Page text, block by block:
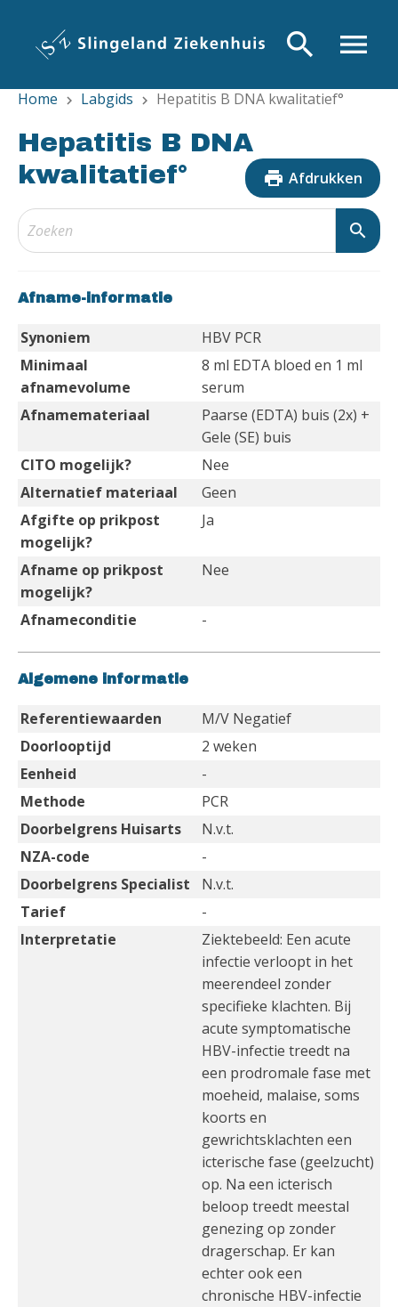
inhoud
menu
search
Home chevron_right Labgids chevron_right Hepatitis B DNA kwalitatief°
Hepatitis B DNA
kwalitatief°
print Afdrukken
search
Afname-informatie
Synoniem
HBV PCR
Minimaal
afnamevolume
8 ml EDTA bloed en 1 ml
serum
Afnamemateriaal
Paarse (EDTA) buis (2x) +
Gele (SE) buis
CITO mogelijk?
Nee
Alternatief materiaal
Geen
Afgifte op prikpost
mogelijk?
Ja
Afname op prikpost
mogelijk?
Nee
Afnameconditie -
Algemene informatie
Referentiewaarden
M/V Negatief
Doorlooptijd
2 weken
Eenheid
-
Methode
PCR
Doorbelgrens Huisarts
N.v.t.
NZA-code
-
Doorbelgrens Specialist
N.v.t.
Tarief
-
Interpretatie
Ziektebeeld: Een acute
infectie verloopt in het
meerendeel zonder
specifieke klachten. Bij
acute symptomatische
HBV-infectie treedt na
een prodromale fase met
moeheid, malaise, soms
koorts en
gewrichtsklachten een
icterische fase (geelzucht)
op. Na een icterisch
beloop treedt meestal
genezing op zonder
dragerschap. Er kan
echter ook een
chronische HBV-infectie